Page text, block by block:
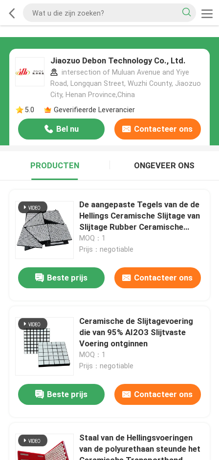
Jiaozuo Debon Technology Co., Ltd.
intersection of Muluan Avenue and Yiye
Road, Longquan Street, Wuzhi County, Jiaozuo
City, Henan Province,China
5.0
Geverifieerde Leverancier
Bel nu Contacteer ons
PRODUCTEN ONGEVEER ONS
De aangepaste Tegels van de de
Hellings Ceramische Slijtage van
Slijtage Rubber Ceramische
Voeringen
MOQ：1
Prijs：negotiable
Beste prijs Contacteer ons
Ceramische de Slijtagevoering
die van 95% AI2O3 Slijtvaste
Voering ontginnen
MOQ：1
Prijs：negotiable
Beste prijs Contacteer ons
Staal van de Hellingsvoeringen
van de polyurethaan steunde het